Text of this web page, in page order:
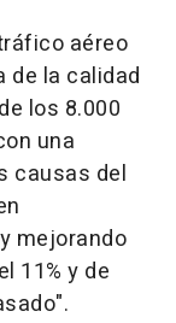
aéreo
de la calidad
los 8.000
una
causas del
mejorando
11% y de